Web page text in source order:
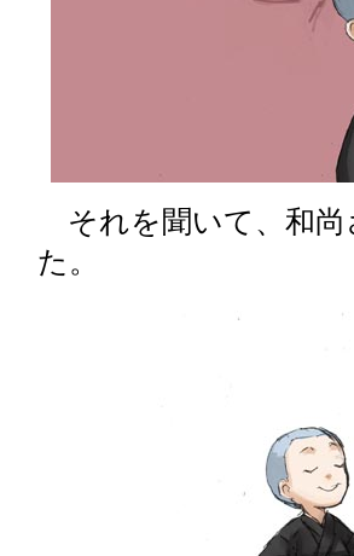
それを聞いて、和尚
た。